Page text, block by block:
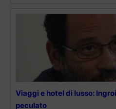
Viaggi e hotel di lusso:
peculato